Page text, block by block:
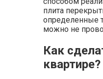
плита
определенные
можно не
Как
квартире?